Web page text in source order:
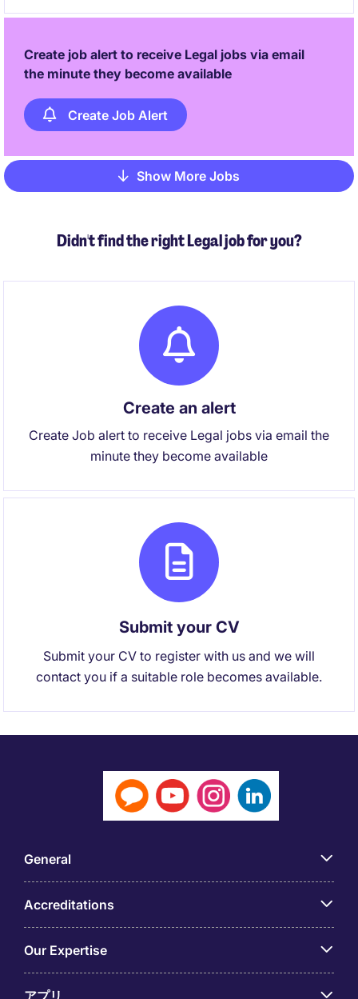
Create job alert to receive Legal jobs via email
the minute they become available
Create Job Alert
Pagination
Show More Jobs
Didn't find the right Legal job for you?
Create an alert
Create Job alert to receive Legal jobs via email the
minute they become available
Submit your CV
Submit your CV to register with us and we will
contact you if a suitable role becomes available.
General
Accreditations
Our Expertise
アプリ